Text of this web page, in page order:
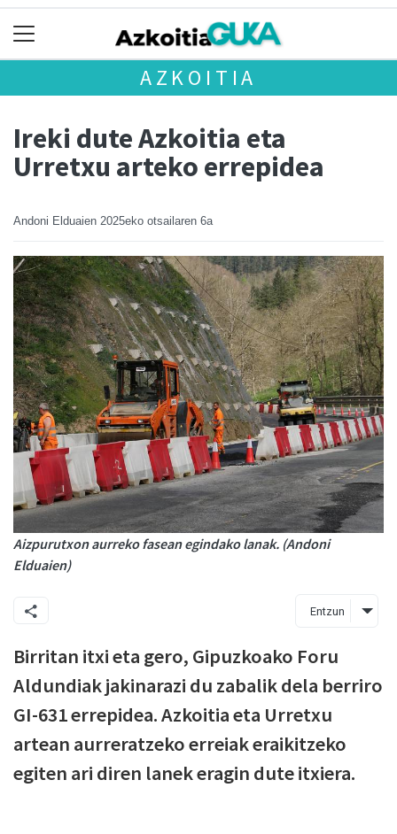
AZKOITIA
Ireki dute Azkoitia eta
Urretxu arteko errepidea
Andoni Elduaien 2025eko otsailaren 6a
Aizpurutxon aurreko fasean egindako lanak. (Andoni
Elduaien)
Entzun
Birritan itxi eta gero, Gipuzkoako Foru
Aldundiak jakinarazi du zabalik dela berriro
GI-631 errepidea. Azkoitia eta Urretxu
artean aurreratzeko erreiak eraikitzeko
egiten ari diren lanek eragin dute itxiera.